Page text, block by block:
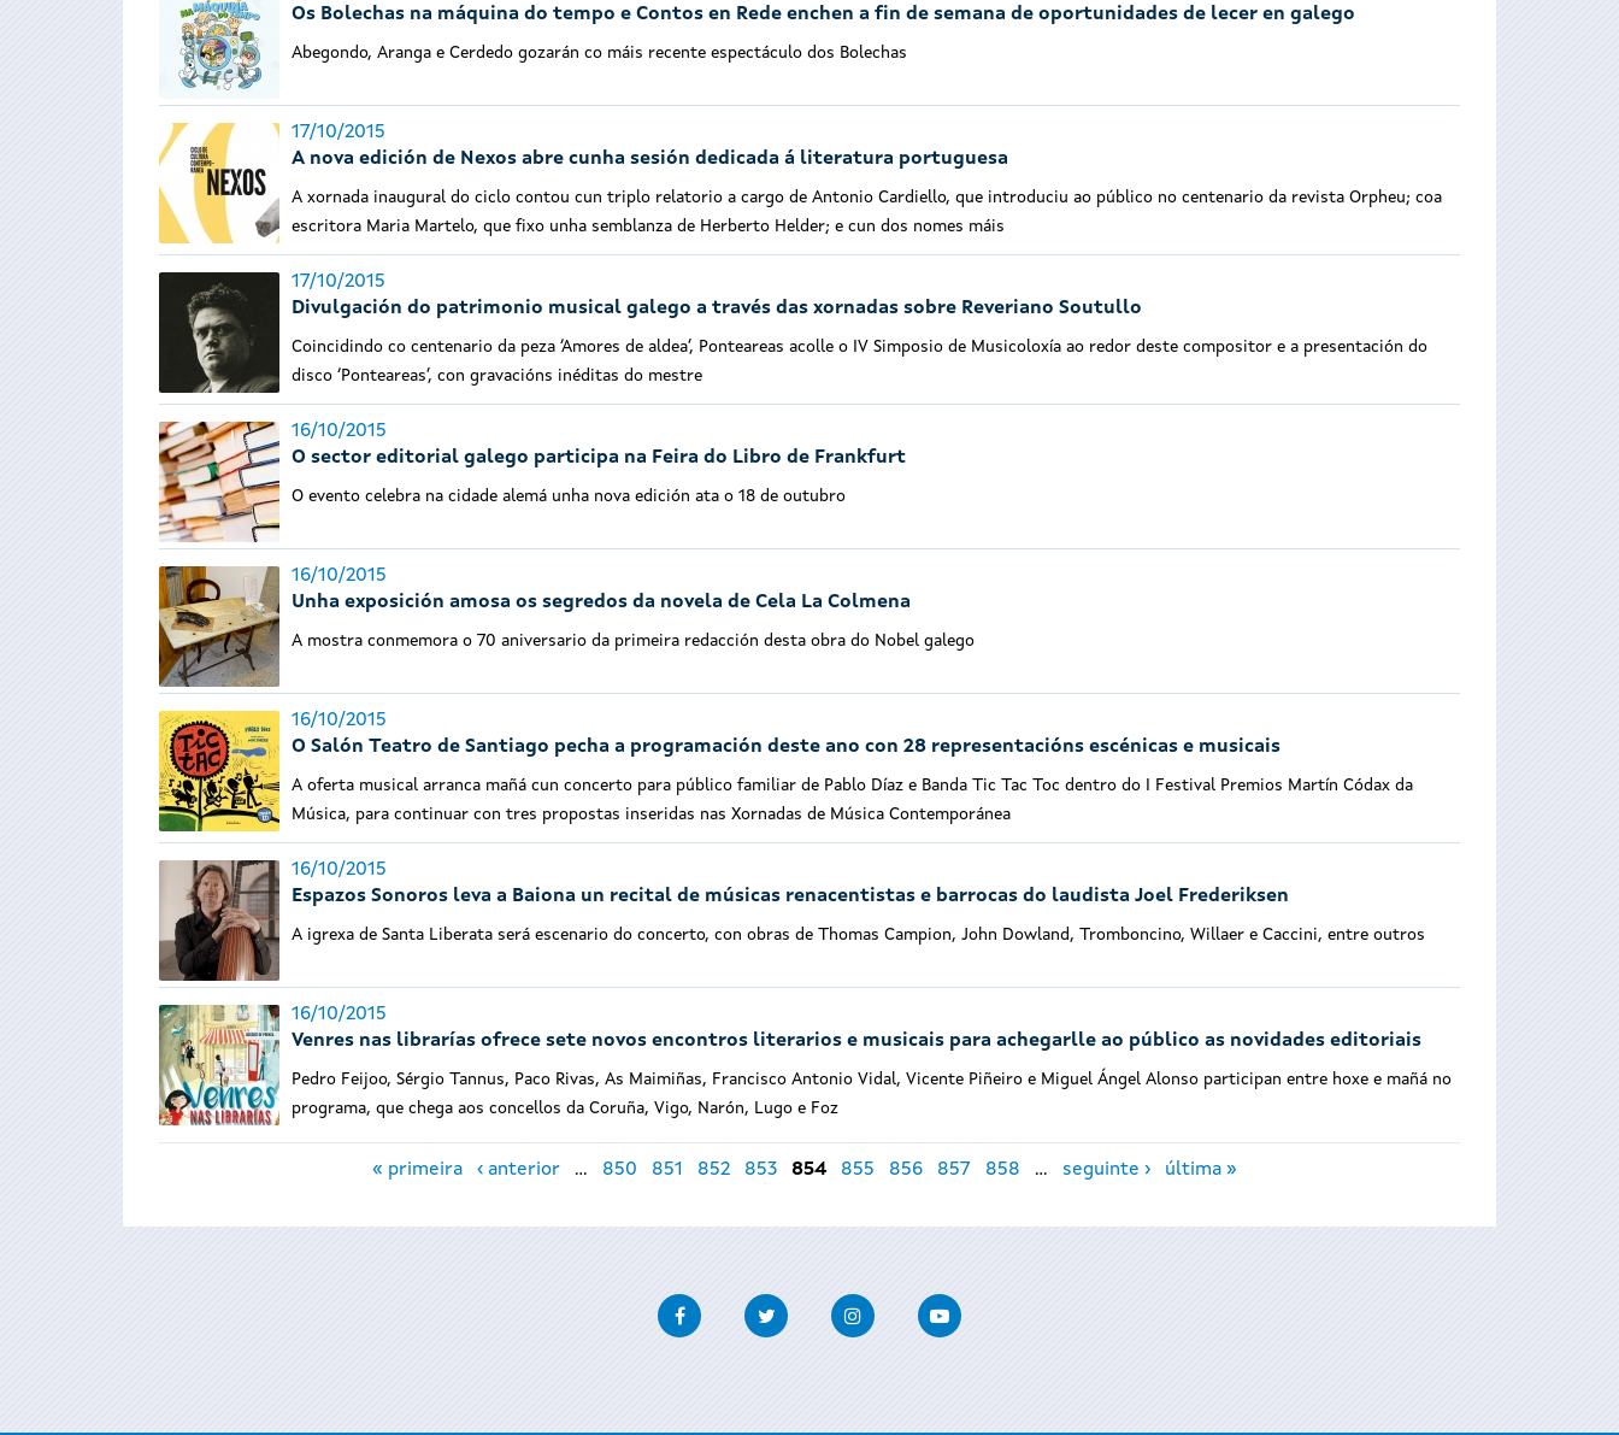
Os Bolechas na máquina do tempo e Contos en Rede enchen a fin de semana de oportunidades de lecer en galego
Abegondo, Aranga e Cerdedo gozarán co máis recente espectáculo dos Bolechas
17/10/2015
A nova edición de Nexos abre cunha sesión dedicada á literatura portuguesa
A xornada inaugural do ciclo contou cun triplo relatorio a cargo de Antonio Cardiello, que introduciu ao público no centenario da revista Orpheu; coa
escritora Maria Martelo, que fixo unha semblanza de Herberto Helder; e cun dos nomes máis
17/10/2015
Divulgación do patrimonio musical galego a través das xornadas sobre Reveriano Soutullo
Coincidindo co centenario da peza ‘Amores de aldea’, Ponteareas acolle o IV Simposio de Musicoloxía ao redor deste compositor e a presentación do
disco ‘Ponteareas’, con gravacións inéditas do mestre
16/10/2015
O sector editorial galego participa na Feira do Libro de Frankfurt
O evento celebra na cidade alemá unha nova edición ata o 18 de outubro
16/10/2015
Unha exposición amosa os segredos da novela de Cela La Colmena
A mostra conmemora o 70 aniversario da primeira redacción desta obra do Nobel galego
16/10/2015
O Salón Teatro de Santiago pecha a programación deste ano con 28 representacións escénicas e musicais
A oferta musical arranca mañá cun concerto para público familiar de Pablo Díaz e Banda Tic Tac Toc dentro do I Festival Premios Martín Códax da
Música, para continuar con tres propostas inseridas nas Xornadas de Música Contemporánea
16/10/2015
Espazos Sonoros leva a Baiona un recital de músicas renacentistas e barrocas do laudista Joel Frederiksen
A igrexa de Santa Liberata será escenario do concerto, con obras de Thomas Campion, John Dowland, Tromboncino, Willaer e Caccini, entre outros
16/10/2015
Venres nas librarías ofrece sete novos encontros literarios e musicais para achegarlle ao público as novidades editoriais
Pedro Feijoo, Sérgio Tannus, Paco Rivas, As Maimiñas, Francisco Antonio Vidal, Vicente Piñeiro e Miguel Ángel Alonso participan entre hoxe e mañá no
programa, que chega aos concellos da Coruña, Vigo, Narón, Lugo e Foz
Páxinas
« primeira ‹ anterior … 850 851 852 853 854 855 856 857 858 … seguinte › última »
FacebookTwitter InstagramYoutube